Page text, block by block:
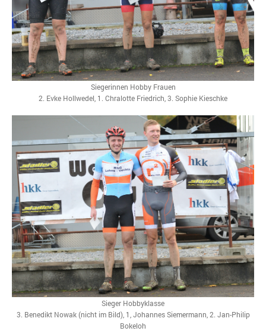
Siegerinnen Hobby Frauen
2. Evke Hollwedel, 1. Chralotte Friedrich, 3. Sophie Kieschke
Sieger Hobbyklasse
3. Benedikt Nowak (nicht im Bild), 1, Johannes Siemermann, 2. Jan-Philip
Bokeloh